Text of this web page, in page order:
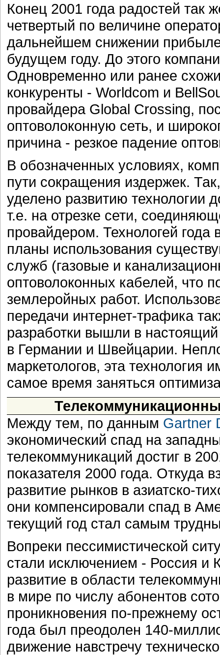
Конец 2001 года радостей так
четвертый по величине
дальнейшем снижении
будущем году. До этого
Одновременно или ранее
конкуренты - Worldcom и
провайдера Global Crossing,
оптоволоконную сеть, и
причина - резкое падение
В обозначенных условиях,
пути сокращения издержек.
уделено развитию технологии
т.е. на отрезке сети,
провайдером. Технологей
планы использования
служб (газовые и
оптоволоконных кабелей, что
землеройных работ.
передачи интернет-трафика
разработки вышли в
в Германии и Швейцарии.
маркетологов, эта
самое время заняться
Между тем, по данным Gartner
экономический спад на
телекоммуникаций достиг в
показателя 2000 года. Откуда
развитие рынков в азиатско-
они компенсировали спад в
текущий год стал самым
Вопреки пессимистической
стали исключением - Россия и
развитие в области
в мире по числу абонентов
проникновения по-прежнему
года был преодолен 140-
движение навстречу